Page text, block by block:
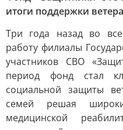
итоги поддержки
Три года назад во
работу филиалы
участников СВО
период фонд стал
социальной защиты
семей решая
медицинской